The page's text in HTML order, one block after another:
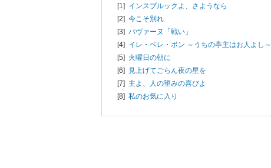
[1] インスブルックよ、さようなら
[2] 今こそ別れ
[3] パヴァーヌ「戦い」
[4] イレ・ベレ・ボン ～うちの亭主はお人よし～
[5] 火曜日の朝に
[6] 見上げてごらん夜の星を
[7] 主よ、人の望みの喜びよ
[8] 私のお気に入り